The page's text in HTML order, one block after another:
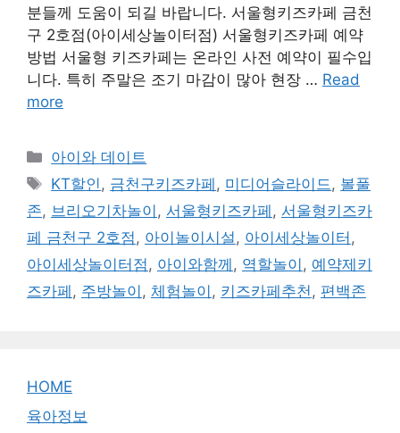
분들께 도움이 되길 바랍니다. 서울형키즈카페 금천
구 2호점(아이세상놀이터점) 서울형키즈카페 예약
방법 서울형 키즈카페는 온라인 사전 예약이 필수입
니다. 특히 주말은 조기 마감이 많아 현장 … Read
more
Categories
아이와 데이트
Tags
KT할인 , 금천구키즈카페 , 미디어슬라이드 , 볼풀
존, 브리오기차놀이 , 서울형키즈카페 , 서울형키즈카
페 금천구 2호점 , 아이놀이시설 , 아이세상놀이터 ,
아이세상놀이터점 , 아이와함께 , 역할놀이 , 예약제키
즈카페 , 주방놀이 , 체험놀이 , 키즈카페추천 , 편백존
HOME
육아정보